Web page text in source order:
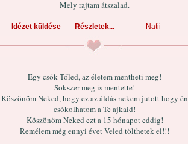
Mely rajtam átszalad.
Idézet küldése Részletek... Natii
Egy csók Tőled, az életem mentheti meg!
Sokszer meg is mentette!
Köszönöm Neked, hogy ez az áldás nekem jutott hogy én
csókolhatom a Te ajkaid!
Köszönöm Neked ezt a 15 hónapot eddig!
Remélem még ennyi évet Veled tölthetek el!!!